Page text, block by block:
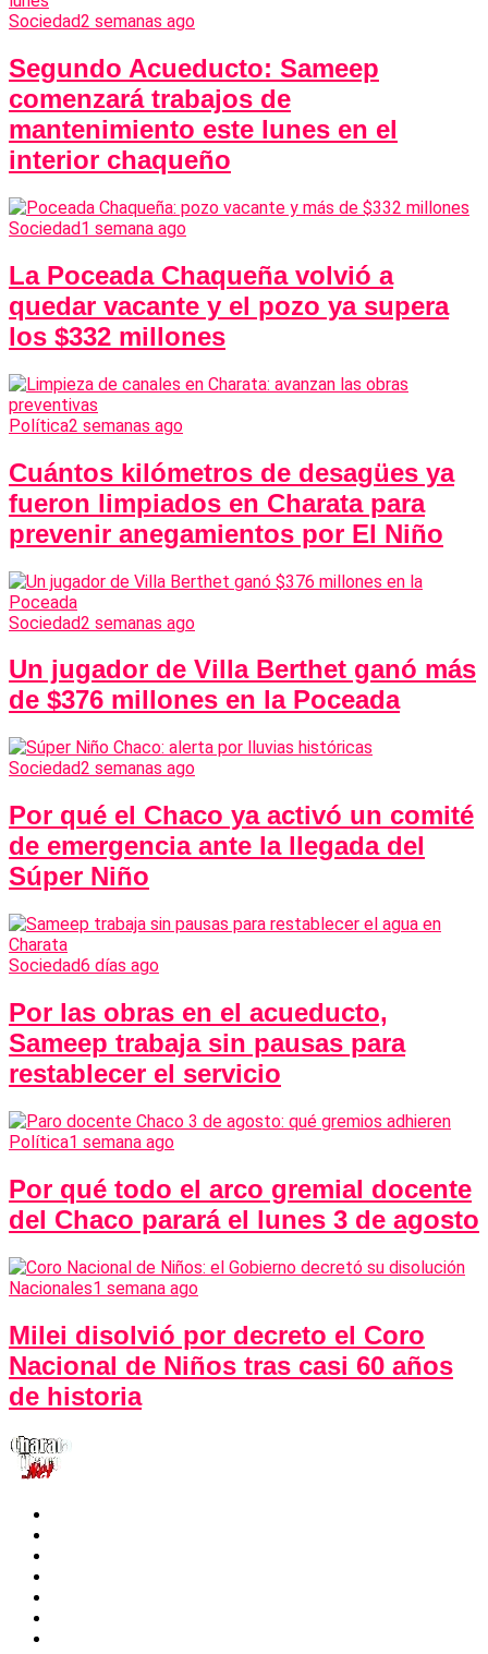
Sociedad2 semanas ago
Segundo Acueducto: Sameep
comenzará trabajos de
mantenimiento este lunes en el
interior chaqueño
Sociedad1 semana ago
La Poceada Chaqueña volvió a
quedar vacante y el pozo ya supera
los $332 millones
Política2 semanas ago
Cuántos kilómetros de desagües ya
fueron limpiados en Charata para
prevenir anegamientos por El Niño
Sociedad2 semanas ago
Un jugador de Villa Berthet ganó más
de $376 millones en la Poceada
Sociedad2 semanas ago
Por qué el Chaco ya activó un comité
de emergencia ante la llegada del
Súper Niño
Sociedad6 días ago
Por las obras en el acueducto,
Sameep trabaja sin pausas para
restablecer el servicio
Política1 semana ago
Por qué todo el arco gremial docente
del Chaco parará el lunes 3 de agosto
Nacionales1 semana ago
Milei disolvió por decreto el Coro
Nacional de Niños tras casi 60 años
de historia